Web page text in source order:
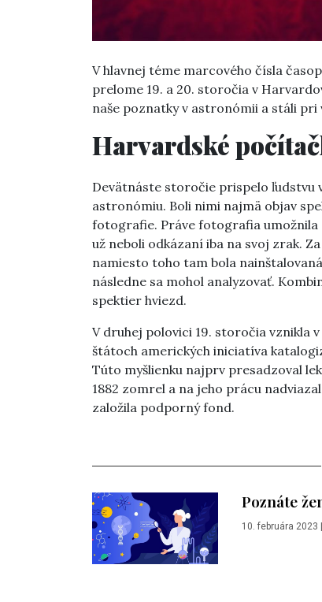
V hlavnej téme marcového čísla
prelome 19. a 20. storočia v
naše poznatky v astronómii a stáli
Harvardské
Devätnáste storočie prispelo ľudstvu
astronómiu. Boli nimi najmä objav
fotografie. Práve fotografia
už neboli odkázaní iba na svoj zrak.
namiesto toho tam bola
následne sa mohol analyzovať.
spektier hviezd.
V druhej polovici 19. storočia vznikla
štátoch amerických iniciatíva
Túto myšlienku najprv presadzoval
1882 zomrel a na jeho prácu
založila podporný fond.
Poznáte
10. februára 2023